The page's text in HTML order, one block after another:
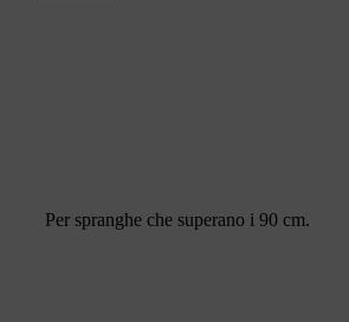
Per spranghe che superano i 90 cm.